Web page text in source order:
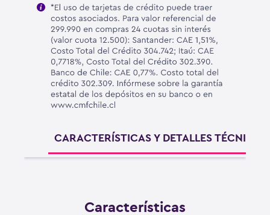
CARACTERÍSTICAS Y DETALLES TÉCNICOS
Características